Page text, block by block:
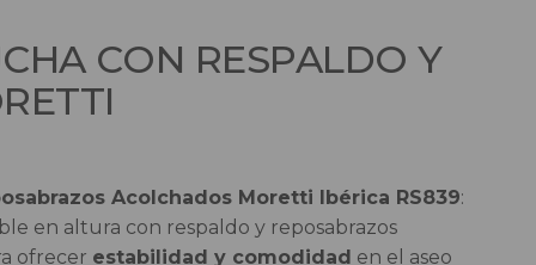
CON RESPALDO Y
Acolchados Moretti Ibérica RS839:
en altura con respaldo y reposabrazos
ofrecer estabilidad y comodidad en el aseo